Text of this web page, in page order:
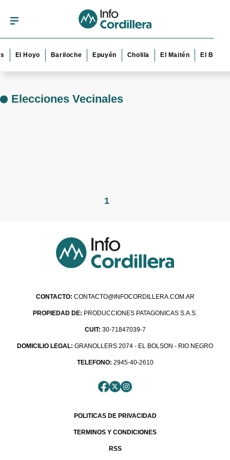
El Hoyo Bariloche Epuyén Cholila El Maitén El Bolsón
Elecciones Vecinales
1
CONTACTO: CONTACTO@INFOCORDILLERA.COM.AR
PROPIEDAD DE: PRODUCCIONES PATAGONICAS S.A.S.
CUIT: 30-71847039-7
DOMICILIO LEGAL: GRANOLLERS 2074 - EL BOLSON - RIO NEGRO
TELEFONO: 2945-40-2610
POLITICAS DE PRIVACIDAD
TERMINOS Y CONDICIONES
RSS